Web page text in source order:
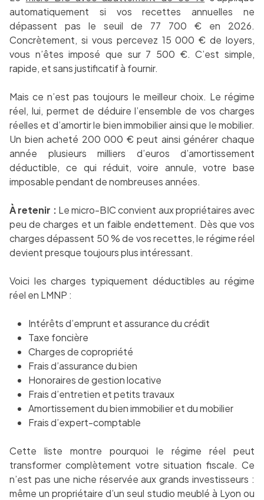
automatiquement si vos recettes annuelles ne
dépassent pas le seuil de 77 700 € en 2026.
Concrètement, si vous percevez 15 000 € de loyers,
vous n’êtes imposé que sur 7 500 €. C’est simple,
rapide, et sans justificatif à fournir.
Mais ce n’est pas toujours le meilleur choix. Le régime
réel, lui, permet de déduire l’ensemble de vos charges
réelles et d’amortir le bien immobilier ainsi que le mobilier.
Un bien acheté 200 000 € peut ainsi générer chaque
année plusieurs milliers d’euros d’amortissement
déductible, ce qui réduit, voire annule, votre base
imposable pendant de nombreuses années.
À retenir : Le micro-BIC convient aux propriétaires avec
peu de charges et un faible endettement. Dès que vos
charges dépassent 50 % de vos recettes, le régime réel
devient presque toujours plus intéressant.
Voici les charges typiquement déductibles au régime
réel en LMNP :
Intérêts d’emprunt et assurance du crédit
Taxe foncière
Charges de copropriété
Frais d’assurance du bien
Honoraires de gestion locative
Frais d’entretien et petits travaux
Amortissement du bien immobilier et du mobilier
Frais d’expert-comptable
Cette liste montre pourquoi le régime réel peut
transformer complètement votre situation fiscale. Ce
n’est pas une niche réservée aux grands investisseurs :
même un propriétaire d’un seul studio meublé à Lyon ou